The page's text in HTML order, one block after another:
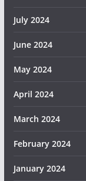
July 2024
June 2024
May 2024
April 2024
March 2024
February 2024
January 2024